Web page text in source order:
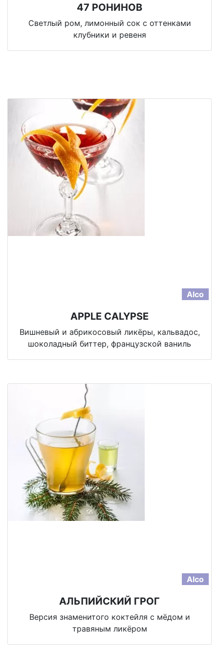
47 РОНИНОВ
Светлый ром, лимонный сок с оттенками
клубники и ревеня
Alco
APPLE CALYPSE
Вишневый и абрикосовый ликёры, кальвадос,
шоколадный биттер, французской ваниль
Alco
АЛЬПИЙСКИЙ ГРОГ
Версия знаменитого коктейля с мёдом и
травяным ликёром